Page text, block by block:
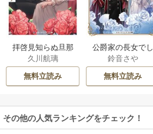
拝啓見知らぬ旦那
様、離婚していた
だきます
久川航璃
無料立読み
公爵家の長女でし
た
鈴音さや
無料立読み
その他の人気ランキングをチェック！